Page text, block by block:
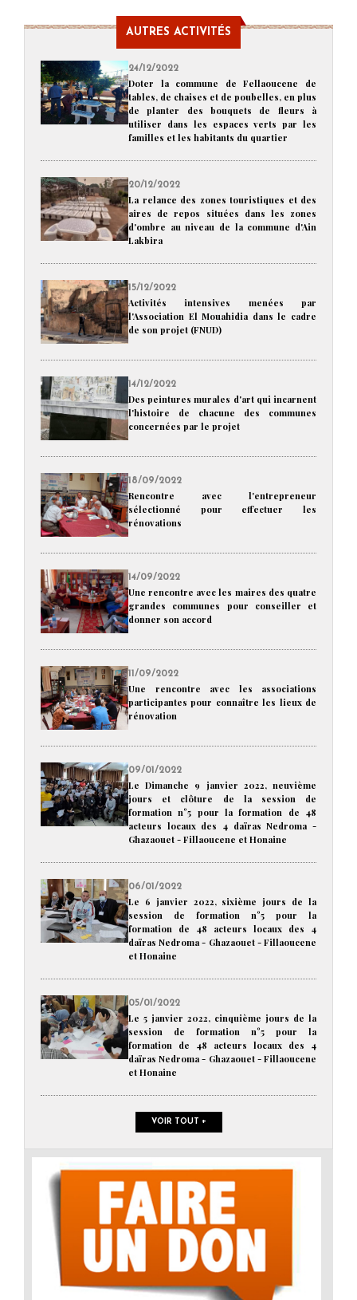
AUTRES ACTIVITÉS
24/12/2022
Doter la commune de Fellaoucene de
tables, de chaises et de poubelles, en plus
de planter des bouquets de fleurs à
utiliser dans les espaces verts par les
familles et les habitants du quartier
20/12/2022
La relance des zones touristiques et des
aires de repos situées dans les zones
d'ombre au niveau de la commune d'Ain
Lakbira
15/12/2022
Activités intensives menées par
l'Association El Mouahidia dans le cadre
de son projet (FNUD)
14/12/2022
Des peintures murales d'art qui incarnent
l'histoire de chacune des communes
concernées par le projet
18/09/2022
Rencontre avec l'entrepreneur
sélectionné pour effectuer les
rénovations
14/09/2022
Une rencontre avec les maires des quatre
grandes communes pour conseiller et
donner son accord
11/09/2022
Une rencontre avec les associations
participantes pour connaître les lieux de
rénovation
09/01/2022
Le Dimanche 9 janvier 2022, neuvième
jours et clôture de la session de
formation n°5 pour la formation de 48
acteurs locaux des 4 daïras Nedroma -
Ghazaouet - Fillaoucene et Honaine
06/01/2022
Le 6 janvier 2022, sixième jours de la
session de formation n°5 pour la
formation de 48 acteurs locaux des 4
daïras Nedroma - Ghazaouet - Fillaoucene
et Honaine
05/01/2022
Le 5 janvier 2022, cinquième jours de la
session de formation n°5 pour la
formation de 48 acteurs locaux des 4
daïras Nedroma - Ghazaouet - Fillaoucene
et Honaine
VOIR TOUT +